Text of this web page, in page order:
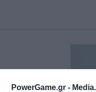
PowerGame.gr -
την